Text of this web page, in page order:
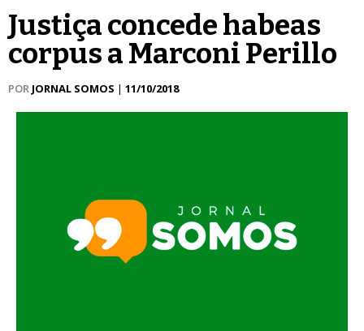
Justiça concede habeas
corpus a Marconi Perillo
POR JORNAL SOMOS | 11/10/2018